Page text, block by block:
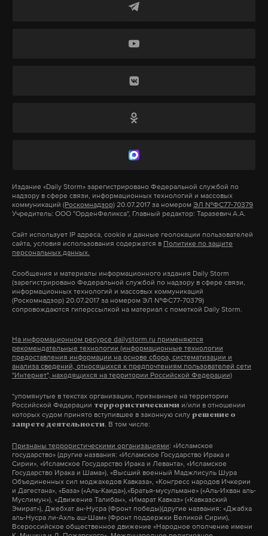
#
стрелке. Им рекомендовали по возможности не
10 сентября в США в прямом эфире на
Чарли Кирка. Американский активист
был 31 год, у Кирка остались жена и двое детей.
Подпишитесь на Daily Storm вMAX. Он
работает там, где тормозит интернет.
А еще мы есть в
Макс
Дзен VK
Издание «Daily Storm» зарегистрировано Федеральной службой по
надзору в сфере связи, информационных технологий и массовых
коммуникаций (Роскомнадзор) 20.07.2017 за номером ЭЛ №ФС77-70379
Учредитель: ООО "ОрденФеликса", Главный редактор: Таразевич А.А.
Сайт использует IP адреса, cookie и данные геолокации пользователей
сайта, условия использования содержатся в Политике по защите
персональных данных.
Сообщения и материалы информационного издания Daily Storm
(зарегистрировано Федеральной службой по надзору в сфере связи,
информационных технологий и массовых коммуникаций
(Роскомнадзор) 20.07.2017 за номером ЭЛ №ФС77-70379)
сопровождаются гиперссылкой на материал с пометкой Daily Storm.
На информационном ресурсе dailystorm.ru применяются
рекомендательные технологии (информационные технологии
предоставления информации на основе сбора, систематизации и
анализа сведений, относящихся к предпочтениям пользователей сети
"Интернет", находящихся на территории Российской Федерации)
*упомянутые в текстах организации, признанные на территории
Российской Федерации террористическими и/или в отношении
которых судом принято вступившее в законную силу решение о
запрете деятельности. В том числе:
Признаны террористическими организациями: «Исламское
государство» (другие названия: «Исламское Государство Ирака и
Сирии», «Исламское Государство Ирака и Леванта», «Исламское
Государство Ирака и Шама»), «Высший военный Маджлисуль Шура
Объединенных сил моджахедов Кавказа», «Конгресс народов Ичкерии
и Дагестана», «База» («Аль-Каида»),«Братья-мусульмане» («Аль-Ихван аль-
Муслимун»), «Движение Талибан», «Имарат Кавказ» («Кавказский
Эмират»), Джебхат ан-Нусра (Фронт победы)(другие названия: «Джабха
аль-Нусра ли-Ахль аш-Шам» (Фронт поддержки Великой Сирии),
Всероссийское общественное движение «Народное ополчение имени